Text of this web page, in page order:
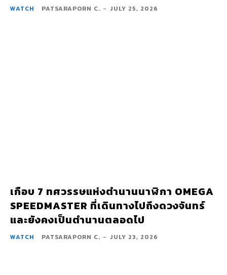
WATCH PATSARAPORN C. - JULY 25, 2026
เกือบ 7 ทศวรรษแห่งตำนานนาฬิกา OMEGA
SPEEDMASTER ที่เดินทางไปถึงดวงจันทร์
และยังคงเป็นตำนานตลอดไป
WATCH PATSARAPORN C. - JULY 23, 2026